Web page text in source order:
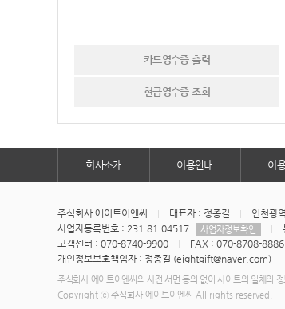
카드영수증 출력
현금영수증 조회
회사소개 이용안내 이
주식회사 에이트이엔씨 대표자 : 정종길
인천광
사업자등록번호 : 231-81-04517
사업자정보확인
고객센터 : 070-8740-9900
FAX : 070-8708-8886
개인정보보호책임자 : 정종길 (eightgift@naver.com)
주식회사 에이트이엔씨의 사전 서면 동의 없이 사이트의 일체의
Copyright ⓒ 주식회사 에이트이엔씨 All rights reserved.